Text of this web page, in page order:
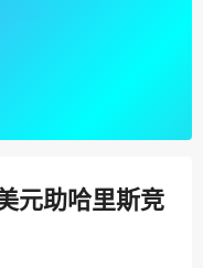
元助哈里斯竞